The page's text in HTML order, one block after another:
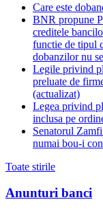
Care este
BNR propune
creditele
functie de tipul
dobanzilor nu
Legile privind
preluate de
(actualizat)
Legea privind
inclusa pe
Senatorul
numai bou-i
Toate stirile
Anunturi banci